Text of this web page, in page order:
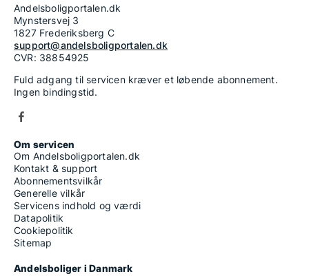
Andelsboligportalen.dk
Mynstersvej 3
1827 Frederiksberg C
support@andelsboligportalen.dk
CVR: 38854925
Fuld adgang til servicen kræver et løbende abonnement.
Ingen bindingstid.
Om servicen
Om Andelsboligportalen.dk
Kontakt & support
Abonnementsvilkår
Generelle vilkår
Servicens indhold og værdi
Datapolitik
Cookiepolitik
Sitemap
Andelsboliger i Danmark